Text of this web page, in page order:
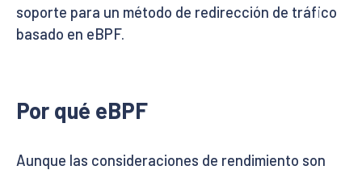
soporte para un método de redirección de tráfico
basado en eBPF.
Por qué eBPF
Aunque las consideraciones de rendimiento son